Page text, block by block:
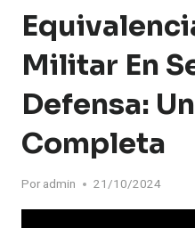
Militar En
Defensa:
Completa
Por admin 21/10/2024